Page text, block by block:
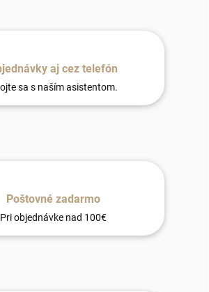
aj cez telefón
sa s naším asistentom.
Poštovné zadarmo
Pri objednávke nad 100€